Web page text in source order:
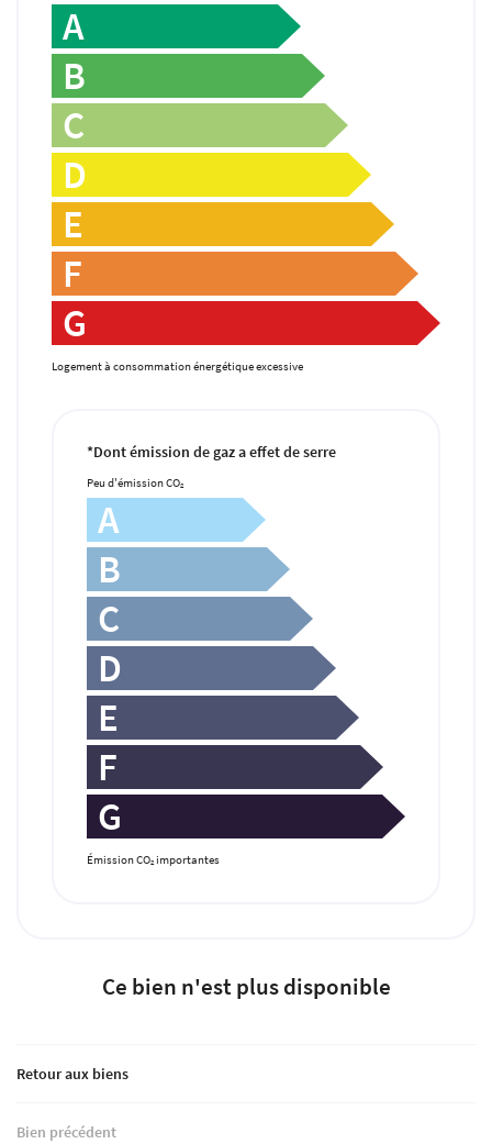
Accueil
– Location
Actualités
Une
A
B
C
D
E
F
G
Logement à consommation énergétique excessive
*Dont émission de gaz a effet de serre
Peu d'émission CO2
A
B
C
D
E
F
G
Émission CO2 importantes
Ce bien n'est plus disponible
Retour aux biens
Bien précédent